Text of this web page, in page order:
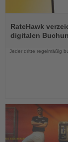
Sie
die
Nachrichten
RateHawk
digitalen
Jeder dritte regelmäßig